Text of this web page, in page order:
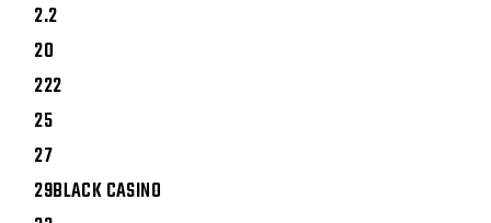
2.2
20
222
25
27
29BLACK CASINO